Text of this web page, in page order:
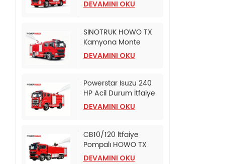
DEVAMINI OKU
SINOTRUK HOWO TX
Kamyona Monte
Edilmiş Köpüklü İtfaiye
Tankeri
DEVAMINI OKU
Powerstar Isuzu 240
HP Acil Durum İtfaiye
Pompa Aracı
DEVAMINI OKU
CB10/120 İtfaiye
Pompalı HOWO TX
İtfaiye Aracı
DEVAMINI OKU